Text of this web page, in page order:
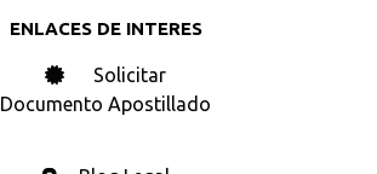
ENLACES DE INTERES
Solicitar
Documento Apostillado